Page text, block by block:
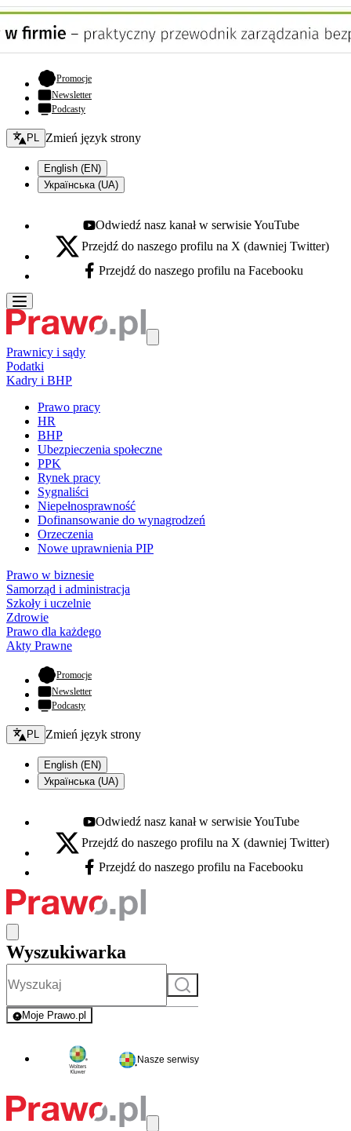
Promocje- otwiera się w nowej karcie
Newsletter
Podcasty
Zmień język - bieżący:
PL Zmień język strony
English (EN)
Українська (UA)
Youtube - otwiera się w nowej karcie
Odwiedź nasz kanał w serwisie YouTube
X - otwiera się w nowej karcie
Przejdź do naszego profilu na X (dawniej Twitter)
Facebook - otwiera się w nowej karcie
Przejdź do naszego profilu na Facebooku
Prawnicy i sądy
Podatki
Kadry i BHP
Prawo pracy
HR
BHP
Ubezpieczenia społeczne
PPK
Rynek pracy
Sygnaliści
Niepełnosprawność
Dofinansowanie do wynagrodzeń
Orzeczenia
Nowe uprawnienia PIP
Prawo w biznesie
Samorząd i administracja
Szkoły i uczelnie
Zdrowie
Prawo dla każdego
Akty Prawne
Promocje- otwiera się w nowej karcie
Newsletter
Podcasty
Zmień język - bieżący:
PL Zmień język strony
English (EN)
Українська (UA)
Youtube - otwiera się w nowej karcie
Odwiedź nasz kanał w serwisie YouTube
X - otwiera się w nowej karcie
Przejdź do naszego profilu na X (dawniej Twitter)
Facebook - otwiera się w nowej karcie
Przejdź do naszego profilu na Facebooku
Wyszukiwarka
Szukaj
Moje Prawo.pl
- rejestracja i logowanie do serwisu
Nasze serwisy